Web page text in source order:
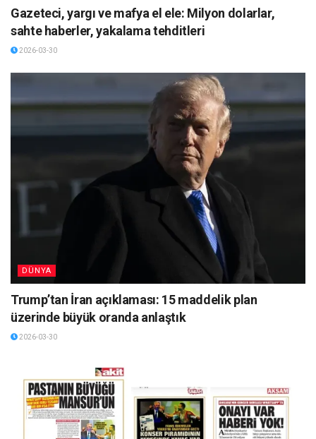
Gazeteci, yargı ve mafya el ele: Milyon dolarlar,
sahte haberler, yakalama tehditleri
2026-03-30
DÜNYA
Trump’tan İran açıklaması: 15 maddelik plan
üzerinde büyük oranda anlaştık
2026-03-30